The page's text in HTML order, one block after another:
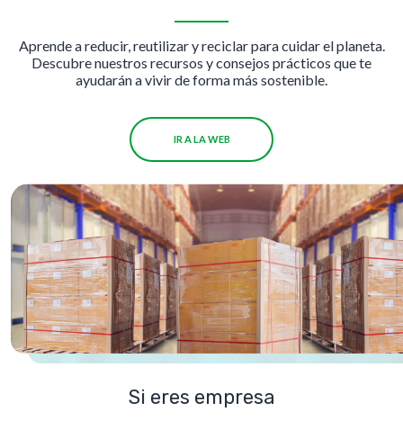
Aprende a reducir, reutilizar y reciclar para cuidar el planeta.
Descubre nuestros recursos y consejos prácticos que te
ayudarán a vivir de forma más sostenible.
IR A LA WEB
Si eres empresa